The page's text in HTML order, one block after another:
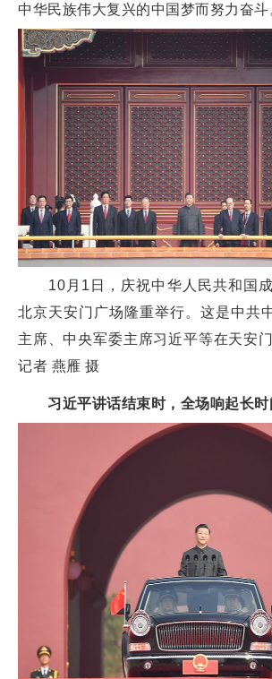
中华民族伟大复兴的中国梦而努力奋斗
10月1日，庆祝中华人民共和国成
北京天安门广场隆重举行。这是中共
主席、中央军委主席习近平等在天安
记者 燕雁 摄
习近平讲话结束时，全场响起长时